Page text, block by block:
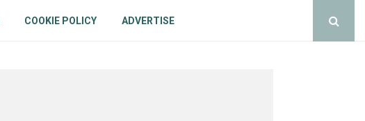
COOKIE POLICY ADVERTISE